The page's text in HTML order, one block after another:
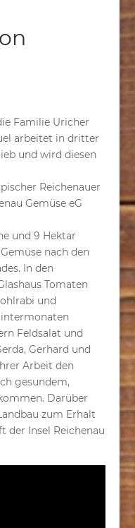
Familie Uricher
arbeitet in dritter
und wird diesen
Reichenauer
Gemüse eG
und 9 Hektar
nach den
In den
Tomaten
und
Feldsalat und
Gerhard und
Arbeit den
gesundem,
Darüber
zum Erhalt
der Insel Reichenau